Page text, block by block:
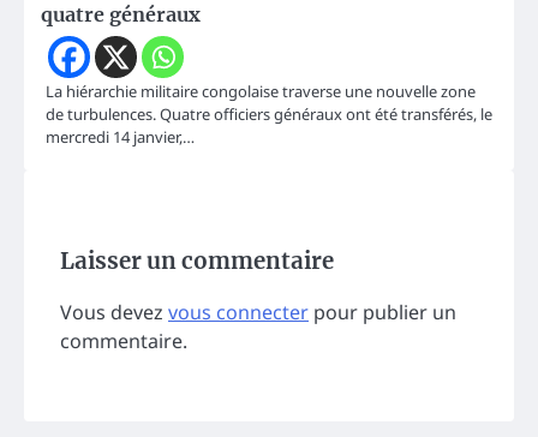
quatre généraux
La hiérarchie militaire congolaise traverse une nouvelle zone
de turbulences. Quatre officiers généraux ont été transférés, le
mercredi 14 janvier,…
Laisser un commentaire
Vous devez vous connecter pour publier un
commentaire.